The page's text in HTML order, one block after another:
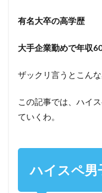
有名大卒の高学歴
大手企業勤めで年収
ザックリ言うとこんな
この記事では、ハイ
ていくわ。
ハイスペ男